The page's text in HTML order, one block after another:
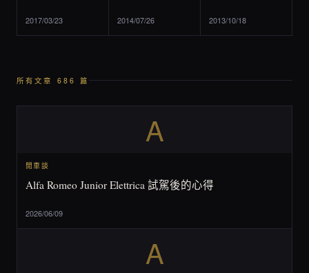
2017/03/23 2014/07/26 2013/10/18
所有文章 686 篇
A
閒車談
Alfa Romeo Junior Elettrica 試駕後的心得
2026/06/09
A